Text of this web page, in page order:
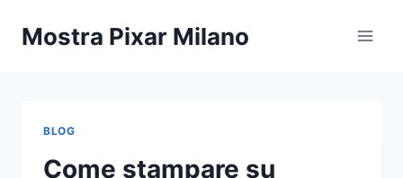
Mostra Pixar Milano
BLOG
Come stampare su